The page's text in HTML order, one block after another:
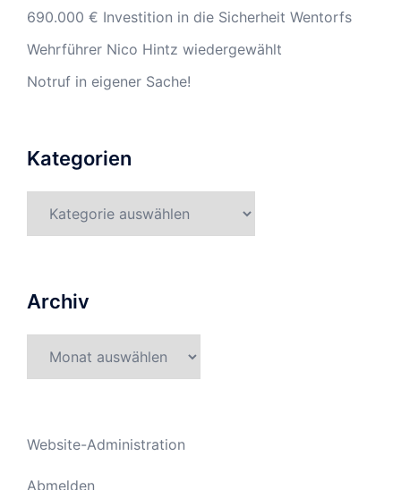
690.000 € Investition in die Sicherheit Wentorfs
Wehrführer Nico Hintz wiedergewählt
Notruf in eigener Sache!
Kategorien
Archiv
Website-Administration
Abmelden